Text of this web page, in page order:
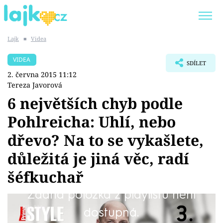
SHOPAHOLICADEL
Témata
Showbyznys
Youtubeři
Virály
Lajk ■ Videa
VIDEA
2. června 2015 11:12
Tereza Javorová
SDÍLET
6 největších chyb podle
Pohlreicha: Uhlí, nebo
dřevo? Na to se vykašlete,
důležitá je jiná věc, radí
šéfkuchař
Žádná položka z playlistu není
dostupná.
Maso si lidé na grilování většinou vybrat